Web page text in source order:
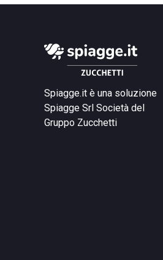
Spiagge.it è una soluzione
Spiagge Srl Società del
Gruppo Zucchetti